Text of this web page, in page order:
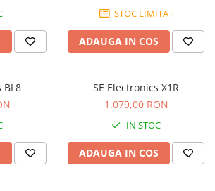
STOC LIMITAT
ADAUGA IN COS
BL8
SE Electronics X1R
1.079,00 RON
IN STOC
ADAUGA IN COS